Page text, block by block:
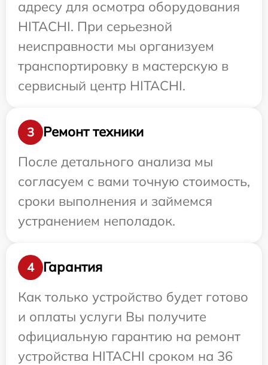
адресу для осмотра оборудования
HITACHI. При серьезной
неисправности мы организуем
транспортировку в мастерскую в
сервисный центр HITACHI.
3
Ремонт техники
После детального анализа мы
согласуем с вами точную стоимость,
сроки выполнения и займемся
устранением неполадок.
4
Гарантия
Как только устройство будет готово
и оплаты услуги Вы получите
официальную гарантию на ремонт
устройства HITACHI сроком на 36